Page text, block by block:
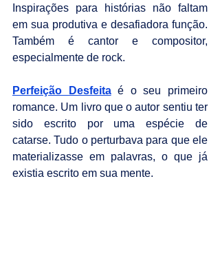
Inspirações para histórias não faltam
em sua produtiva e desafiadora função.
Também é cantor e compositor,
especialmente de rock.
Perfeição Desfeita é o seu primeiro
romance. Um livro que o autor sentiu ter
sido escrito por uma espécie de
catarse. Tudo o perturbava para que ele
materializasse em palavras, o que já
existia escrito em sua mente.